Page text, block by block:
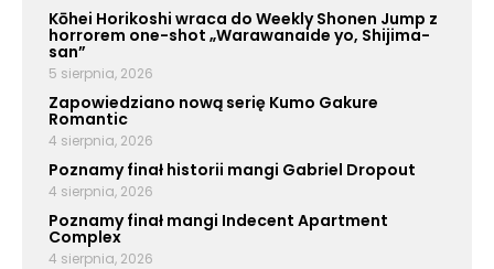
Kōhei Horikoshi wraca do Weekly Shonen Jump z
horrorem one-shot „Warawanaide yo, Shijima-
san”
5 sierpnia, 2026
Zapowiedziano nową serię Kumo Gakure
Romantic
4 sierpnia, 2026
Poznamy finał historii mangi Gabriel Dropout
4 sierpnia, 2026
Poznamy finał mangi Indecent Apartment
Complex
4 sierpnia, 2026